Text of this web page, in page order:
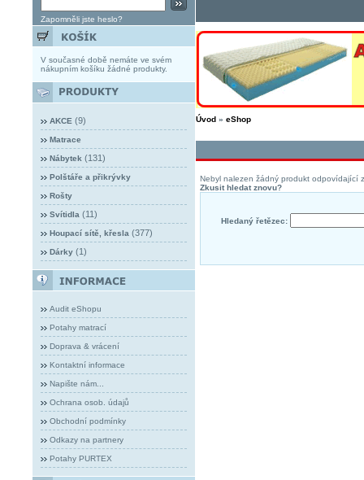
Zapomněli jste heslo?
V současné době nemáte ve svém
nákupním košíku žádné produkty.
AKCE (9)
Matrace
Nábytek (131)
Polštáře a přikrývky
Rošty
Svítidla (11)
Houpací sítě, křesla (377)
Dárky(1)
Audit eShopu
Potahy matrací
Doprava & vrácení
Kontaktní informace
Napište nám...
Ochrana osob. údajů
Obchodní podmínky
Odkazy na partnery
Potahy PURTEX
Úvod» eShop
Nebyl nalezen žádný produkt odpovídající
Zkusit hledat znovu?
Hledaný řetězec: